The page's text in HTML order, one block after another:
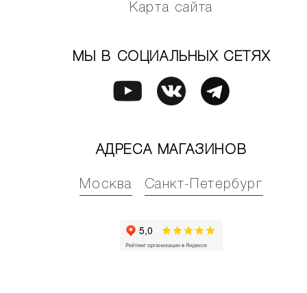
Карта сайта
МЫ В СОЦИАЛЬНЫХ СЕТЯХ
АДРЕСА МАГАЗИНОВ
Москва Санкт-Петербург